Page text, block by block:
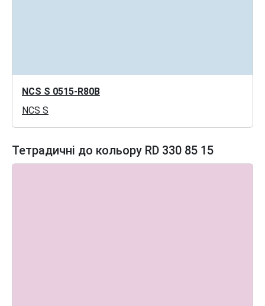
NCS S 0515-R80B
NCS S
Тетрадичні до кольору RD 330 85 15